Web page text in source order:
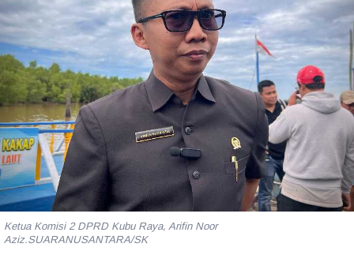
Ketua Komisi 2 DPRD Kubu Raya, Arifin Noor
Aziz.SUARANUSANTARA/SK